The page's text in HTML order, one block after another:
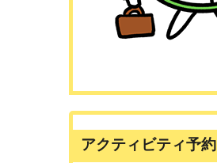
アクティビティ予約